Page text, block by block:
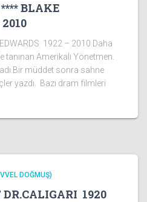
BLAKE
1922 – 2010 Daha
Amerikalı Yönetmen.
müddet sonra sahne
yazdı. Bazı dram filmleri
DOĞMUŞ)
1920